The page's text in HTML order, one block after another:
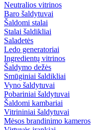
Neutralios vitrinos
Baro šaldytuvai
Šaldomi stalai
Stalai šaldikliai
Saladetės
Ledo generatoriai
Ingredientų vitrinos
Šaldymo dežės
Smūginiai šaldikliai
Vyno šaldytuvai
Pobariniai šaldytuvai
Šaldomi kambariai
Vitrininiai šaldytuvai
Mėsos brandinimo kameros